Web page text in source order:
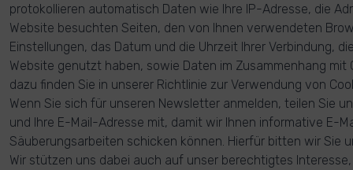
protokollieren automatisch Daten wie Ihre IP-Adresse, die
Website besuchten Seiten, den von Ihnen verwendeten
Einstellungen, das Datum und die Uhrzeit Ihrer Verbindung,
Website genutzt haben, sowie Daten im Zusammenhang
dazu finden Sie in unserer Richtlinie zur Verwendung von
Wenn Sie sich für unseren Newsletter anmelden, teilen Sie
und Ihre E-Mail-Adresse mit, damit wir Ihnen informative E-
Säuberungsarbeiten schicken können. Hierfür bitten wir Sie
Wir stützen uns dabei auch auf unser berechtigtes